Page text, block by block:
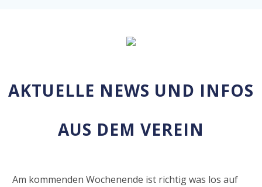
AKTUELLE NEWS UND INFOS
AUS DEM VEREIN
Am kommenden Wochenende ist richtig was los auf